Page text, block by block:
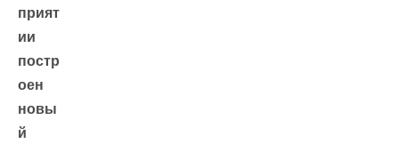
прият
ии
постр
оен
новы
й